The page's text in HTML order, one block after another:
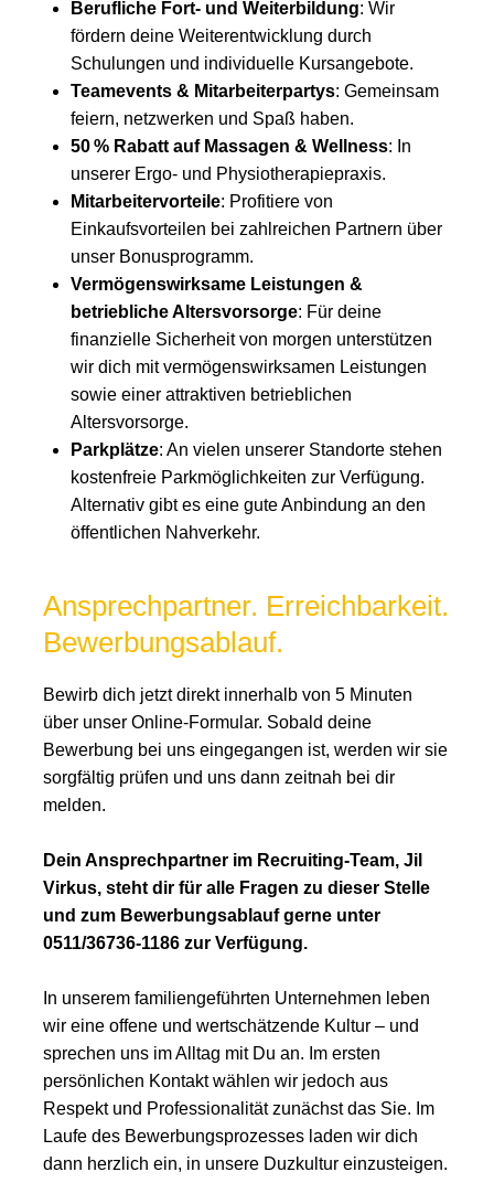
Berufliche Fort- und Weiterbildung: Wir
fördern deine Weiterentwicklung durch
Schulungen und individuelle Kursangebote.
Teamevents & Mitarbeiterpartys: Gemeinsam
feiern, netzwerken und Spaß haben.
50 % Rabatt auf Massagen & Wellness: In
unserer Ergo- und Physiotherapiepraxis.
Mitarbeitervorteile: Profitiere von
Einkaufsvorteilen bei zahlreichen Partnern über
unser Bonusprogramm.
Vermögenswirksame Leistungen &
betriebliche Altersvorsorge: Für deine
finanzielle Sicherheit von morgen unterstützen
wir dich mit vermögenswirksamen Leistungen
sowie einer attraktiven betrieblichen
Altersvorsorge.
Parkplätze: An vielen unserer Standorte stehen
kostenfreie Parkmöglichkeiten zur Verfügung.
Alternativ gibt es eine gute Anbindung an den
öffentlichen Nahverkehr.
Ansprechpartner. Erreichbarkeit.
Bewerbungsablauf.
Bewirb dich jetzt direkt innerhalb von 5 Minuten
über unser Online-Formular. Sobald deine
Bewerbung bei uns eingegangen ist, werden wir sie
sorgfältig prüfen und uns dann zeitnah bei dir
melden.
Dein Ansprechpartner im Recruiting-Team, Jil
Virkus, steht dir für alle Fragen zu dieser Stelle
und zum Bewerbungsablauf gerne unter
0511/36736-1186 zur Verfügung.
In unserem familiengeführten Unternehmen leben
wir eine offene und wertschätzende Kultur – und
sprechen uns im Alltag mit Du an. Im ersten
persönlichen Kontakt wählen wir jedoch aus
Respekt und Professionalität zunächst das Sie. Im
Laufe des Bewerbungsprozesses laden wir dich
dann herzlich ein, in unsere Duzkultur einzusteigen.